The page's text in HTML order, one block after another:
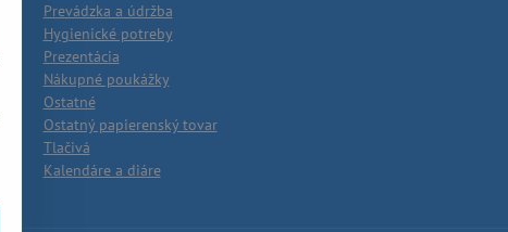
Prevádzka a údržba
Hygienické potreby
Prezentácia
Nákupné poukážky
Ostatné
Ostatný papierenský tovar
Tlačivá
Kalendáre a diáre